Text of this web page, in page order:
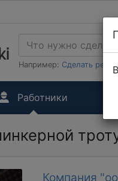
Например: Сделать
Работники
Компания